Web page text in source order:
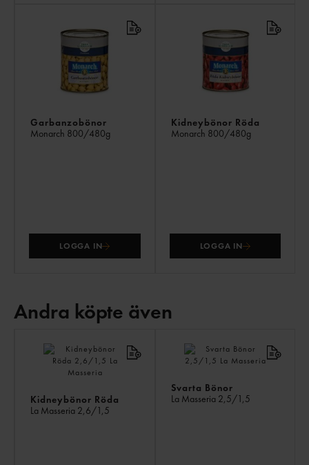
Garbanzobönor
Monarch 800/480g
LOGGA IN
Kidneybönor Röda
Monarch 800/480g
LOGGA IN
Andra köpte även
Kidneybönor Röda
La Masseria 2,6/1,5
Svarta Bönor
La Masseria 2,5/1,5